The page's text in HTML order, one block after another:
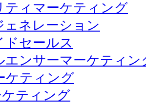
ティマーケティング
ェネレーション
ドセールス
エンサーマーケティン
ケティング
ケティング